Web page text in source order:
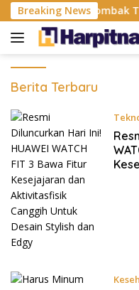
Langsung
ke
konten
Breaking News
BRMS Resmi Rombak
Harpitnas
Berita Terbaru